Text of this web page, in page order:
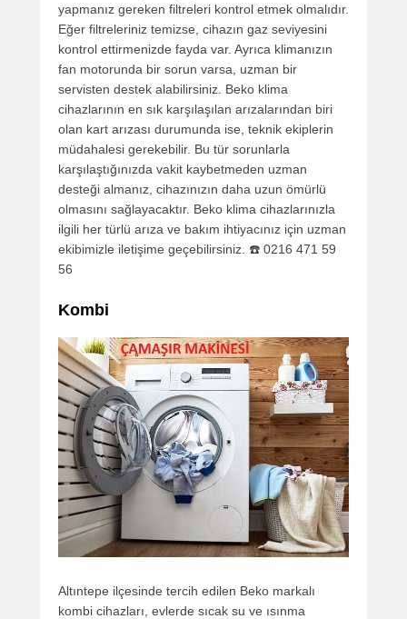
yapmanız gereken filtreleri kontrol etmek olmalıdır.
Eğer filtreleriniz temizse, cihazın gaz seviyesini
kontrol ettirmenizde fayda var. Ayrıca klimanızın
fan motorunda bir sorun varsa, uzman bir
servisten destek alabilirsiniz. Beko klima
cihazlarının en sık karşılaşılan arızalarından biri
olan kart arızası durumunda ise, teknik ekiplerin
müdahalesi gerekebilir. Bu tür sorunlarla
karşılaştığınızda vakit kaybetmeden uzman
desteği almanız, cihazınızın daha uzun ömürlü
olmasını sağlayacaktır. Beko klima cihazlarınızla
ilgili her türlü arıza ve bakım ihtiyacınız için uzman
ekibimizle iletişime geçebilirsiniz. ☎️ 0216 471 59
56
Kombi
Altıntepe ilçesinde tercih edilen Beko markalı
kombi cihazları, evlerde sıcak su ve ısınma